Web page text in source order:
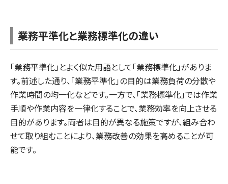
業務平準化と業務標準化の違い
「業務平準化」とよく似た用語として「業務標準化」がありま
す。前述した通り、「業務平準化」の目的は業務負荷の分散や
作業時間の均一化などです。一方で、「業務標準化」では作業
手順や作業内容を一律化することで、業務効率を向上させる
目的があります。両者は目的が異なる施策ですが、組み合わ
せて取り組むことにより、業務改善の効果を高めることが可
能です。